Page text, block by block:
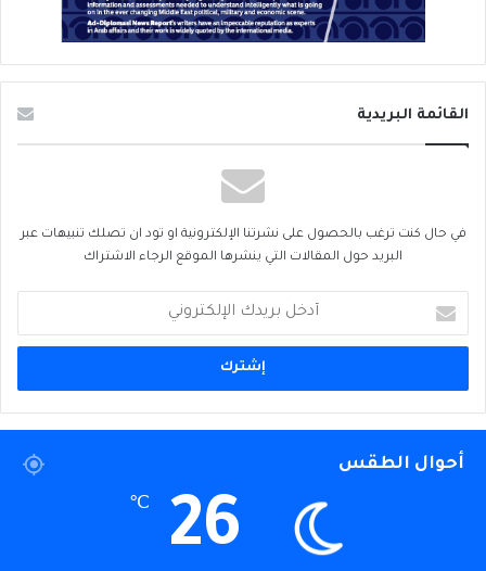
القائمة البريدية
في حال كنت ترغب بالحصول على نشرتنا الإلكترونية او تود ان تصلك تنبيهات عبر
البريد حول المقالات التي ينشرها الموقع الرجاء الاشتراك
بريدك
الإلكتروني
أحوال الطقس
26
℃